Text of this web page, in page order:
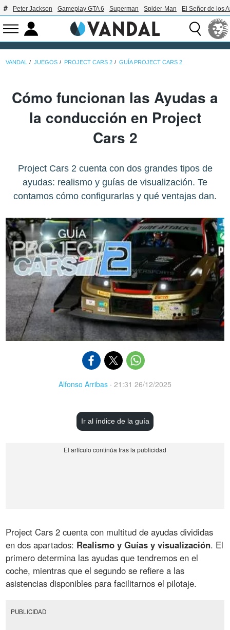
Peter Jackson Gameplay GTA 6 Superman Spider-Man El Señor de los
VANDAL JUEGOS PROJECT CARS 2 GUÍA PROJECT CARS 2
Cómo funcionan las Ayudas a
la conducción en Project
Cars 2
Project Cars 2 cuenta con dos grandes tipos de
ayudas: realismo y guías de visualización. Te
contamos cómo configurarlas y qué ventajas dan.
Alfonso Arribas · 21:31 26/12/2025
Ir al índice de la guía
Project Cars 2 cuenta con multitud de ayudas divididas
en dos apartados: Realismo y Guías y visualización. El
primero determina las ayudas que tendremos en el
coche, mientras que el segundo se refiere a las
asistencias disponibles para facilitarnos el pilotaje.
PUBLICIDAD